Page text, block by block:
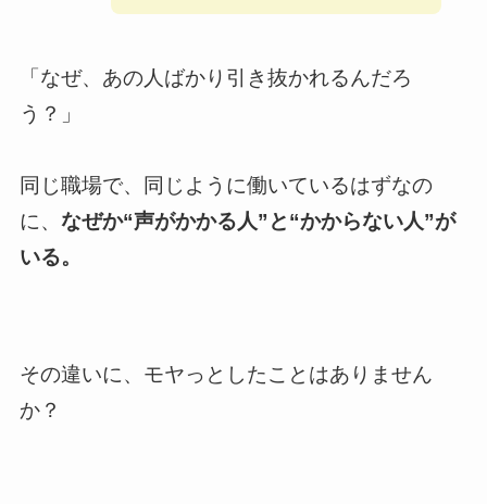
「なぜ、あの人ばかり引き抜かれるんだろ
う？」
同じ職場で、同じように働いているはずなの
に、 なぜか“声がかかる人”と“かからない人”が
いる。
その違いに、モヤっとしたことはありません
か？